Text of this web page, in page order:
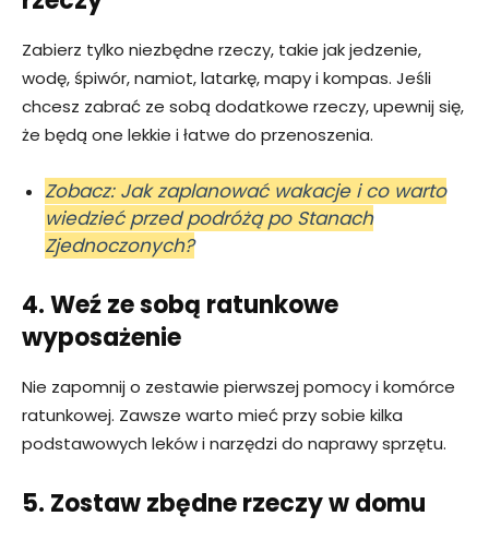
Zabierz tylko niezbędne rzeczy, takie jak jedzenie,
wodę, śpiwór, namiot, latarkę, mapy i kompas. Jeśli
chcesz zabrać ze sobą dodatkowe rzeczy, upewnij się,
że będą one lekkie i łatwe do przenoszenia.
Zobacz: Jak zaplanować wakacje i co warto
wiedzieć przed podróżą po Stanach
Zjednoczonych?
4. Weź ze sobą ratunkowe
wyposażenie
Nie zapomnij o zestawie pierwszej pomocy i komórce
ratunkowej. Zawsze warto mieć przy sobie kilka
podstawowych leków i narzędzi do naprawy sprzętu.
5. Zostaw zbędne rzeczy w domu